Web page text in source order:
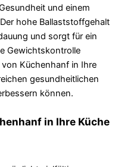
und einem
hohe Ballaststoffgehalt
und sorgt für ein
Gewichtskontrolle
Küchenhanf in Ihre
gesundheitlichen
können.
in Ihre Küche